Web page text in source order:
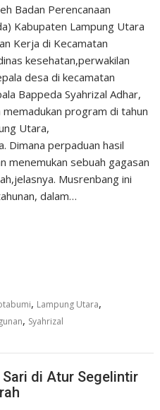
Badan Perencanaan
Kabupaten Lampung Utara
Kerja di Kecamatan
kesehatan,perwakilan
desa di kecamatan
Bappeda Syahrizal Adhar,
program di tahun
Utara,
Dimana perpaduan hasil
menemukan sebuah gagasan
Musrenbang ini
dalam…
, Lampung Utara,
, Syahrizal
Sari di Atur Segelintir